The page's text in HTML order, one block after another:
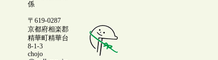
係
〒619-0287
京都府相楽郡
精華町精華台
8-1-3
chojo